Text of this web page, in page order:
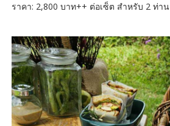
ราคา: 2,800 บาท++ ต่อเซ็ต สำหรับ 2 ท่าน